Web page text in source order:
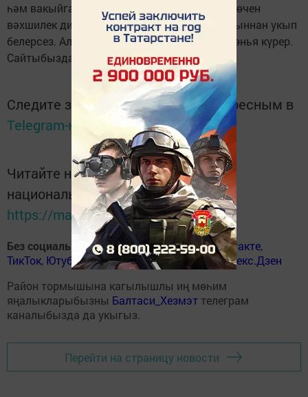
һәм вакыйга алга таба ничек дәвам итә, ни өчен
вәхшилек диелә? Бу хакта “Хезмәт” газетасыннан укып
белерсез. Алга таба язма сайтыбызда да дөнья күрер.
Сайтыбыздан аерылмагыз!
Следите за самым важным и интересным в
Telegram-каналеТатмедиа
Читайте новости Татарстана в
национальном мессенджере MАХ:
https://max.ru/tatmedia
Без социаль челтәрләрдә:ВКонтакте,ВКонтакте,
ТикТок, Ютуб ,Одноклассники, Телеграм,Яндекс.Дзен
Район тормышына кагылышлы иң мөһим
яңалыкларыбызны Балтаси_Хезмэт телеграм
каналыбызда да укыгыз.
Перейти на страницу новости